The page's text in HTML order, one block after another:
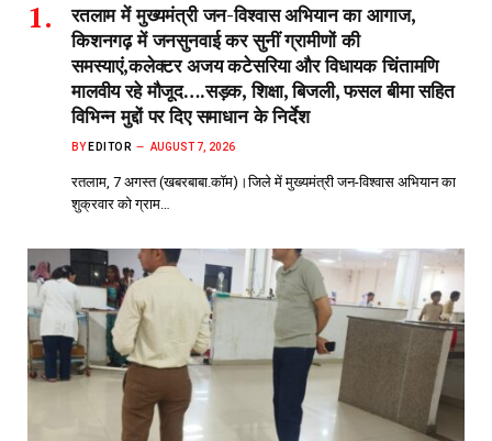
रतलाम में मुख्यमंत्री जन-विश्वास अभियान का आगाज,
किशनगढ़ में जनसुनवाई कर सुनीं ग्रामीणों की
समस्याएं,कलेक्टर अजय कटेसरिया और विधायक चिंतामणि
मालवीय रहे मौजूद….सड़क, शिक्षा, बिजली, फसल बीमा सहित
विभिन्न मुद्दों पर दिए समाधान के निर्देश
BY EDITOR AUGUST 7, 2026
रतलाम, 7 अगस्त (खबरबाबा.कॉम)।जिले में मुख्यमंत्री जन-विश्वास अभियान का
शुक्रवार को ग्राम…